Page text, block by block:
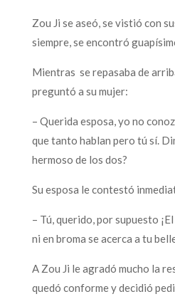
Zou Ji se aseó, se vistió con
siempre, se encontró
Mientras se repasaba de
preguntó a su mujer:
– Querida esposa, yo no
que tanto hablan pero tú sí.
hermoso de los dos?
Su esposa le contestó
– Tú, querido, por supuesto
ni en broma se acerca a tu
A Zou Ji le agradó mucho la
quedó conforme y decidió